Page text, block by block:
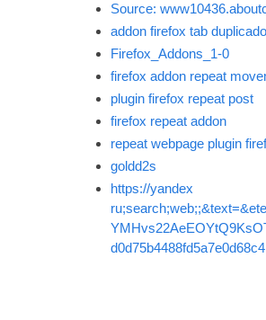
Source:
addon firefox tab
Firefox_Addons_1-0
firefox addon repeat
plugin firefox repeat post
firefox repeat addon
repeat webpage plugin
goldd2s
https://yandex